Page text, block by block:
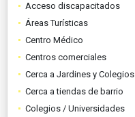
Acceso discapacitados
Áreas Turísticas
Centro Médico
Centros comerciales
Cerca a Jardines y Colegios
Cerca a tiendas de barrio
Colegios / Universidades